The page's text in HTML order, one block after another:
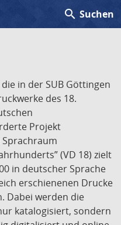
search Suchen
in der SUB Göttingen
des 18.
Projekt
(VD 18) zielt
in deutscher Sprache
erschienenen Drucke
Dabei werden die
katalogisiert, sondern